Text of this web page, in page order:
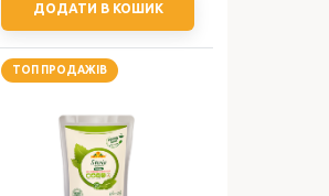
ДОДАТИ В КОШИК
ТОП ПРОДАЖІВ